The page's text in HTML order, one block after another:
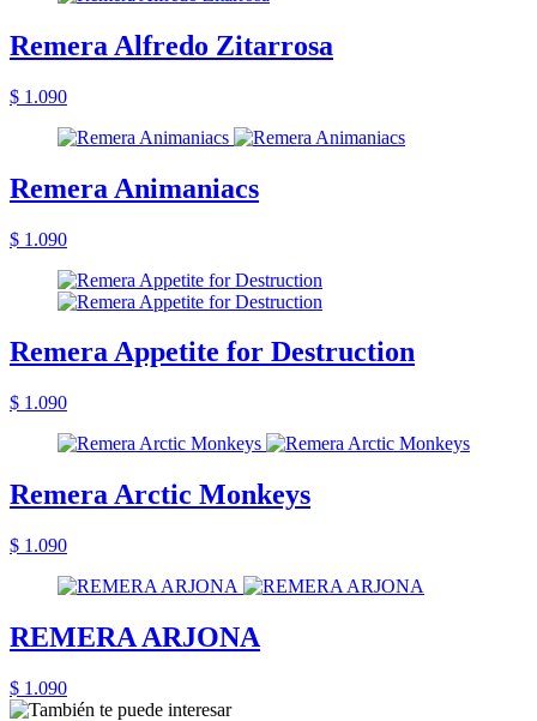
Remera Alfredo Zitarrosa
$ 1.090
Remera Animaniacs
$ 1.090
Remera Appetite for Destruction
$ 1.090
Remera Arctic Monkeys
$ 1.090
REMERA ARJONA
$ 1.090